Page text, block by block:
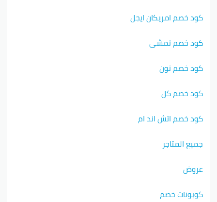
كود خصم امريكان ايجل
كود خصم نمشي
كود خصم نون
كود خصم كل
كود خصم اتش اند ام
جميع المتاجر
عروض
كوبونات خصم